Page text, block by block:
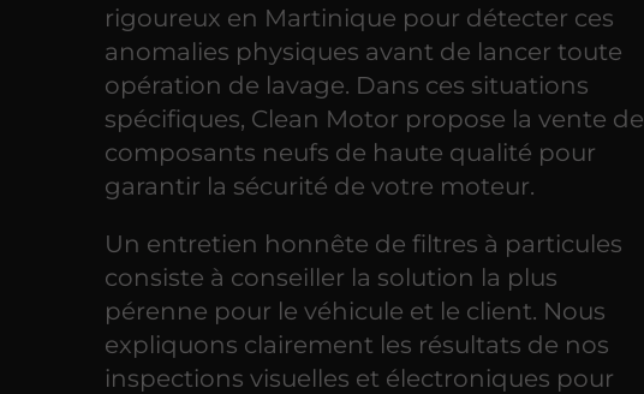
rigoureux en Martinique pour détecter ces
anomalies physiques avant de lancer toute
opération de lavage. Dans ces situations
spécifiques, Clean Motor propose la vente de
composants neufs de haute qualité pour
garantir la sécurité de votre moteur.
Un entretien honnête de filtres à particules
consiste à conseiller la solution la plus
pérenne pour le véhicule et le client. Nous
expliquons clairement les résultats de nos
inspections visuelles et électroniques pour